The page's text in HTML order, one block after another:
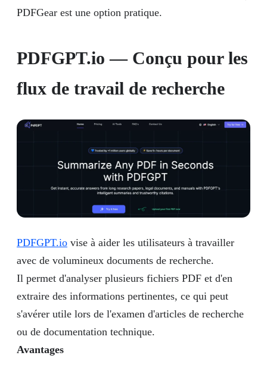
PDFGear est une option pratique.
PDFGPT.io — Conçu pour les
flux de travail de recherche
PDFGPT.io vise à aider les utilisateurs à travailler
avec de volumineux documents de recherche.
Il permet d'analyser plusieurs fichiers PDF et d'en
extraire des informations pertinentes, ce qui peut
s'avérer utile lors de l'examen d'articles de recherche
ou de documentation technique.
Avantages